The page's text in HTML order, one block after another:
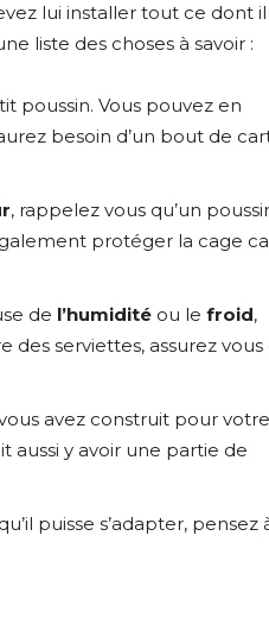
lui installer tout ce dont il
liste des choses à savoir :
poussin. Vous pouvez en
besoin d’un bout de
, rappelez vous qu’un
protéger la cage
de l’humidité ou le froid,
des serviettes, assurez vous
avez construit pour votre
aussi y avoir une partie de
puisse s’adapter, pensez